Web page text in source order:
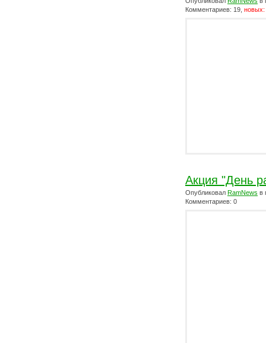
Комментариев: 19, новых:
Акция "День
Опубликовал RamNews в
Комментариев: 0